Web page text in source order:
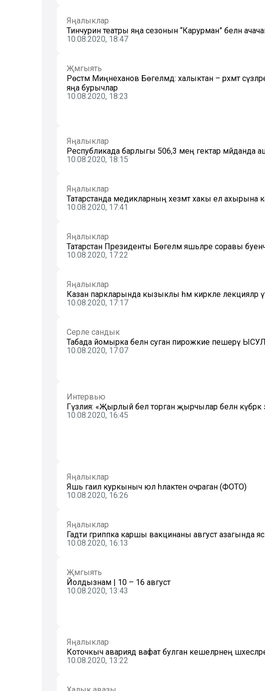
Яңалыклар
Тинчурин театры яңа сезонын “Карурман” белән
10.08.2020, 18:47
Җәмгыять
Рөстәм Миңнеханов Бөгелмәдә: халыктан – рәхмәт
яңа бурычлар
10.08.2020, 18:23
Яңалыклар
Республикада барлыгы 506,3 мең гектар
10.08.2020, 18:15
Яңалыклар
Татарстанда медикларның хезмәт хакы ел ахырына
10.08.2020, 17:41
Яңалыклар
Татарстан Президенты Бөгелмә яшьләре соравы
10.08.2020, 17:22
Яңалыклар
Казан паркларында кызыклы һәм кирәкле лекцияләр
10.08.2020, 17:17
Серле сандык
Табада йомырка белән суган пирожкие пешерү
10.08.2020, 17:07
Интервью
Гүзәлия: «Җырлый белә торган җырчылар белән
10.08.2020, 16:45
Яңалыклар
Яшь гаилә куркыныч юл һәлакәтенә очраган (ФОТО)
10.08.2020, 16:26
Яңалыклар
Гадәти гриппка каршы вакцинаны август азагында
10.08.2020, 16:13
Җәмгыять
Йолдызнамә | 10 – 16 август
10.08.2020, 13:43
Яңалыклар
Коточкыч авариядә вафат булган кешеләрнең
10.08.2020, 13:22